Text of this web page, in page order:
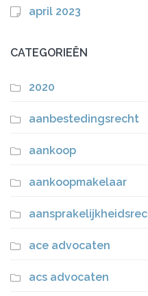
april 2023
CATEGORIEËN
2020
aanbestedingsrecht
aankoop
aankoopmakelaar
ace advocaten
acs advocaten